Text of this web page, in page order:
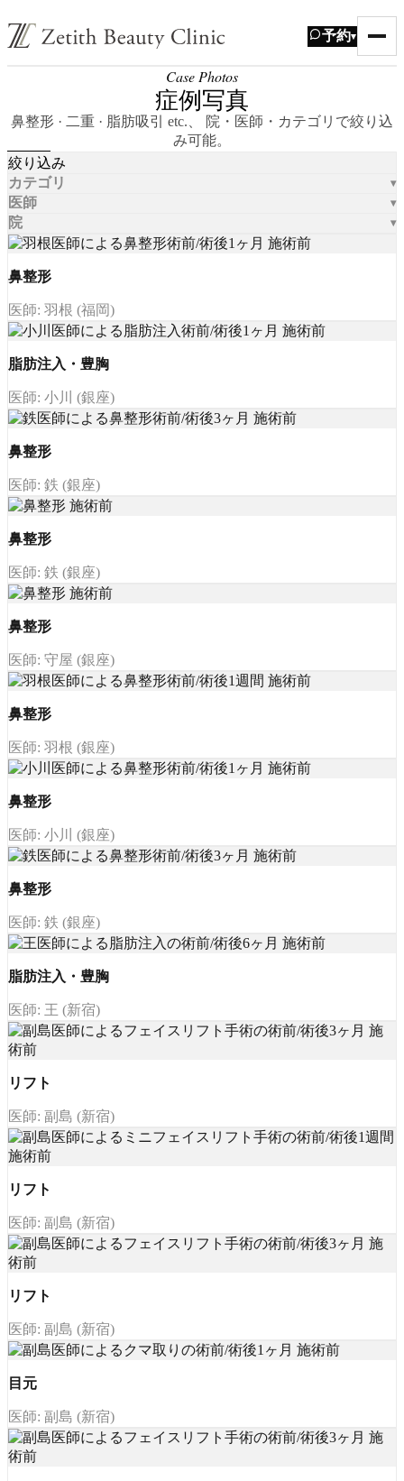
予約▾
Case Photos
症例写真
鼻整形 · 二重 · 脂肪吸引 etc.、 院・医師・カテゴリで絞り込
み可能。
絞り込み
カテゴリ
医師
院
鼻整形
医師: 羽根 (福岡)
脂肪注入・豊胸
医師: 小川 (銀座)
鼻整形
医師: 鉄 (銀座)
鼻整形
医師: 鉄 (銀座)
鼻整形
医師: 守屋 (銀座)
鼻整形
医師: 羽根 (銀座)
鼻整形
医師: 小川 (銀座)
鼻整形
医師: 鉄 (銀座)
脂肪注入・豊胸
医師: 王 (新宿)
リフト
医師: 副島 (新宿)
リフト
医師: 副島 (新宿)
リフト
医師: 副島 (新宿)
目元
医師: 副島 (新宿)